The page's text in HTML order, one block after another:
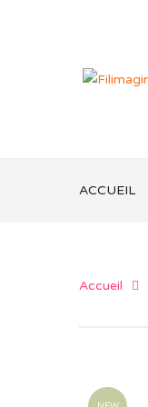
ACCUEIL
Accueil